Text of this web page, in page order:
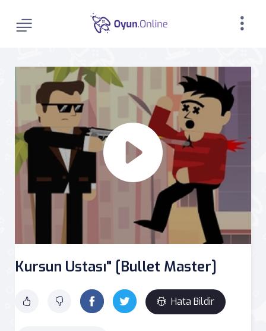
Kursun Ustası" [Bullet Master]
Hata Bildir